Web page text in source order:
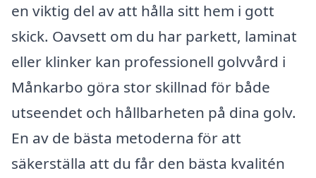
en viktig del av att hålla sitt hem i gott
skick. Oavsett om du har parkett, laminat
eller klinker kan professionell golvvård i
Månkarbo göra stor skillnad för både
utseendet och hållbarheten på dina golv.
En av de bästa metoderna för att
säkerställa att du får den bästa kvalitén